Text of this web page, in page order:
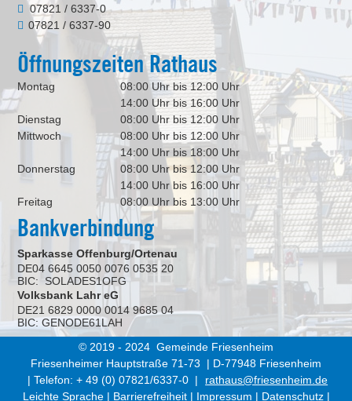
07821 / 6337-0
07821 / 6337-90
Öffnungszeiten Rathaus
Montag
08:00 Uhr bis 12:00 Uhr
14:00 Uhr bis 16:00 Uhr
Dienstag
08:00 Uhr bis 12:00 Uhr
Mittwoch
08:00 Uhr bis 12:00 Uhr
14:00 Uhr bis 18:00 Uhr
Donnerstag
08:00 Uhr bis 12:00 Uhr
14:00 Uhr bis 16:00 Uhr
Freitag
08:00 Uhr bis 13:00 Uhr
Bankverbindung
Sparkasse Offenburg/Ortenau
DE04 6645 0050 0076 0535 20
BIC: SOLADES1OFG
Volksbank Lahr eG
DE21 6829 0000 0014 9685 04
BIC: GENODE61LAH
© 2019 - 2024 Gemeinde Friesenheim
Friesenheimer Hauptstraße 71-73 | D-77948 Friesenheim
| Telefon: + 49 (0) 07821/6337-0 |
rathaus@friesenheim.de
Leichte Sprache| Barrierefreiheit| Impressum | Datenschutz|